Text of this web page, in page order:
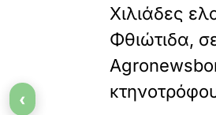
Χιλιάδες
Φθιώτιδα,
‹